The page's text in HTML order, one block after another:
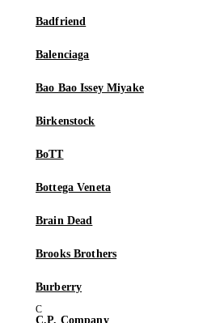
Badfriend
Balenciaga
Bao Bao Issey Miyake
Birkenstock
BoTT
Bottega Veneta
Brain Dead
Brooks Brothers
Burberry
C.P. Company